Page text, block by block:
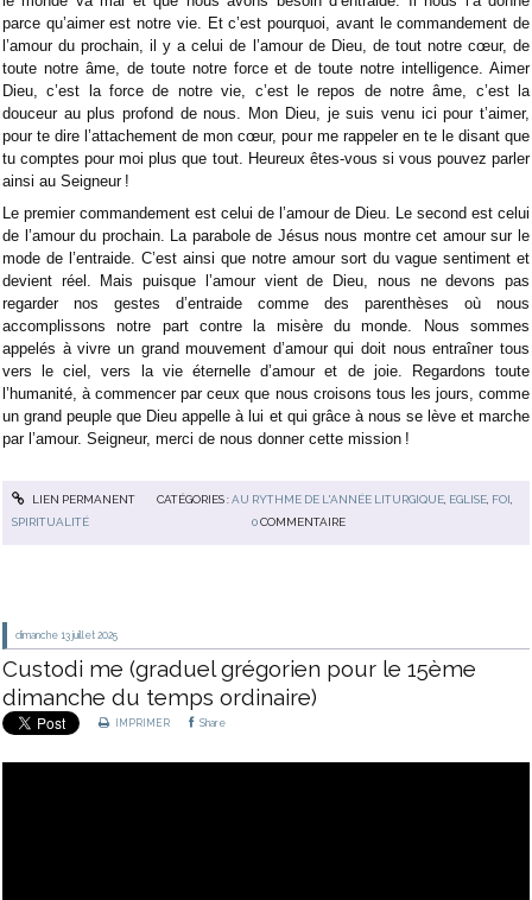
parce qu’aimer est notre vie. Et c’est pourquoi, avant le commandement de
l’amour du prochain, il y a celui de l’amour de Dieu, de tout notre cœur, de
toute notre âme, de toute notre force et de toute notre intelligence. Aimer
Dieu, c’est la force de notre vie, c’est le repos de notre âme, c’est la
douceur au plus profond de nous. Mon Dieu, je suis venu ici pour t’aimer,
pour te dire l’attachement de mon cœur, pour me rappeler en te le disant que
tu comptes pour moi plus que tout. Heureux êtes-vous si vous pouvez parler
ainsi au Seigneur !
Le premier commandement est celui de l’amour de Dieu. Le second est celui
de l’amour du prochain. La parabole de Jésus nous montre cet amour sur le
mode de l’entraide. C’est ainsi que notre amour sort du vague sentiment et
devient réel. Mais puisque l’amour vient de Dieu, nous ne devons pas
regarder nos gestes d’entraide comme des parenthèses où nous
accomplissons notre part contre la misère du monde. Nous sommes
appelés à vivre un grand mouvement d’amour qui doit nous entraîner tous
vers le ciel, vers la vie éternelle d’amour et de joie. Regardons toute
l’humanité, à commencer par ceux que nous croisons tous les jours, comme
un grand peuple que Dieu appelle à lui et qui grâce à nous se lève et marche
par l’amour. Seigneur, merci de nous donner cette mission !
LIEN PERMANENT CATÉGORIES :AU RYTHME DE L'ANNÉE LITURGIQUE, EGLISE, FOI,
SPIRITUALITÉ
0 COMMENTAIRE
dimanche 13 juillet 2025
Custodi me (graduel grégorien pour le 15ème
dimanche du temps ordinaire)
IMPRIMER Share